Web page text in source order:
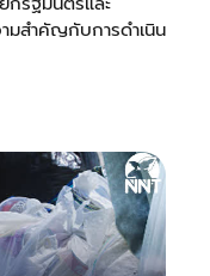
มสำคัญกับการดำเนิน